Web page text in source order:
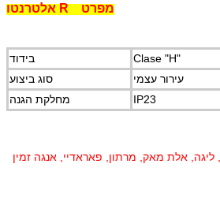
אלטרנטוRמפרט
בידוד
Clase "H"
סוג ביצוע
עירור עצמי
מחלקת הגנה
IP23
ליגה, אלת מאק, מרתון, פאראדיי, אנגה זמין